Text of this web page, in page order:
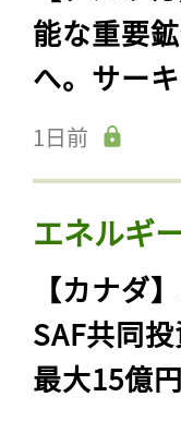
能な重要
へ。サー
1日前
エネルギ
【カナダ
SAF共同
最大15億円